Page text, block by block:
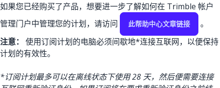
如果您已经购买了产品，想要进一步了解如何在 Trimble 帐户
管理门户中管理您的计划，请访问
此帮助中心文章链接
。
注意：
使用订阅计划的电脑必须间歇地*连接互联网，以便保持
计划的有效性。
*订阅计划最多可以在离线状态下使用 28 天，然后便需要连接